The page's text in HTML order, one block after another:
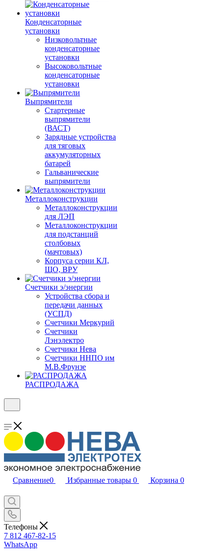
Конденсаторные
установки
Низковольтные
конденсаторные
установки
Высоковольтные
конденсаторные
установки
Выпрямители
Стартерные
выпрямители
(ВАСТ)
Зарядные устройства
для тяговых
аккумуляторных
батарей
Гальванические
выпрямители
Металлоконструкции
Металлоконструкции
для ЛЭП
Металлоконструкции
для подстанций
столбовых
(мачтовых)
Корпуса серии КЛ,
ЩО, ВРУ
Счетчики э/энергии
Устройства сбора и
передачи данных
(УСПД)
Счетчики Меркурий
Счетчики
Лэнэлектро
Счетчики Нева
Счетчики ННПО им
М.В.Фрунзе
РАСПРОДАЖА
Сравнение0 Избранные товары 0 Корзина 0
Телефоны
7 812 467-82-15
WhatsApp